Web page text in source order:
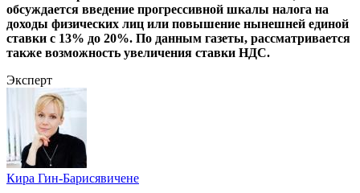
обсуждается введение прогрессивной шкалы налога на
доходы физических лиц или повышение нынешней единой
ставки с 13% до 20%. По данным газеты, рассматривается
также возможность увеличения ставки НДС.
Эксперт
Кира Гин-Барисявичене